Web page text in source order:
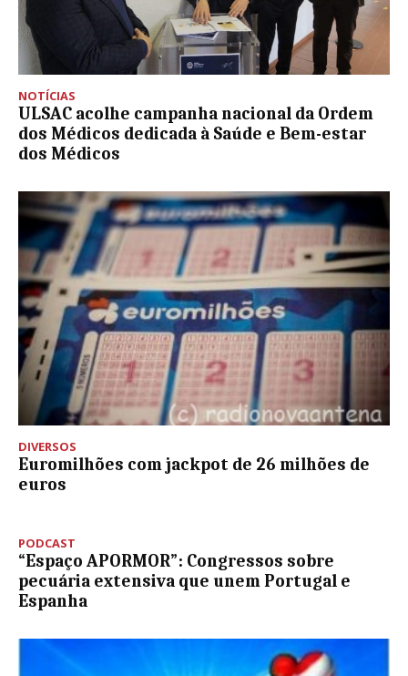
NOTÍCIAS
ULSAC acolhe campanha nacional da Ordem
dos Médicos dedicada à Saúde e Bem-estar
dos Médicos
DIVERSOS
Euromilhões com jackpot de 26 milhões de
euros
PODCAST
“Espaço APORMOR”: Congressos sobre
pecuária extensiva que unem Portugal e
Espanha